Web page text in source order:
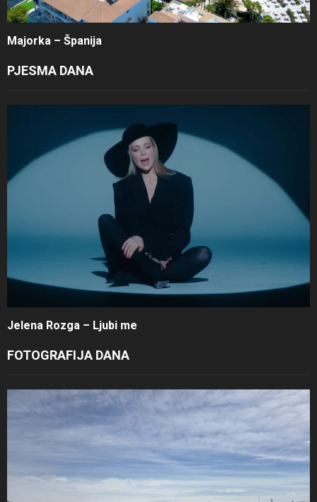
Majorka – Španija
PJESMA DANA
Jelena Rozga – Ljubi me
FOTOGRAFIJA DANA